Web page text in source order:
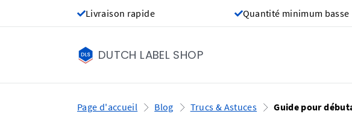
Livraison rapide Quantité minimum basse
DUTCH LABEL SHOP
Page d'accueil Blog Trucs & Astuces Guide pour